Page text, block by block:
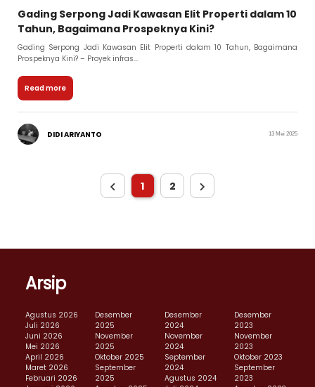
Gading Serpong Jadi Kawasan Elit Properti dalam 10
Tahun, Bagaimana Prospeknya Kini?
Gading Serpong Jadi Kawasan Elit Properti dalam 10 Tahun, Bagaimana
Prospeknya Kini? – Proyek infras...
Read more
DIDI ARIYANTO 13 Mei 2025
1 2
Arsip
Agustus 2026
Juli 2026
Juni 2026
Mei 2026
April 2026
Maret 2026
Februari 2026
Desember
2025
November
2025
Oktober 2025
September
2025
Desember
2024
November
2024
September
2024
Agustus 2024
Desember
2023
November
2023
Oktober 2023
September
2023